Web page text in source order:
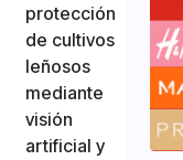
protección
de cultivos
leñosos
mediante
visión
artificial y